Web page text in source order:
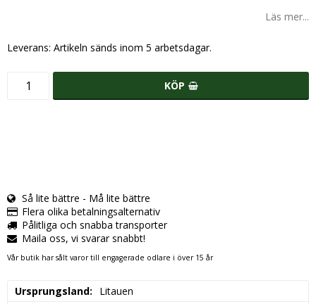
Läs mer...
Leverans: Artikeln sänds inom 5 arbetsdagar.
KÖP
Så lite bättre - Må lite bättre
Flera olika betalningsalternativ
Pålitliga och snabba transporter
Maila oss, vi svarar snabbt!
Vår butik har sålt varor till engagerade odlare i över 15 år
Ursprungsland
Litauen